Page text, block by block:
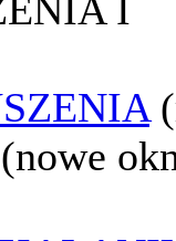
I
(nowe